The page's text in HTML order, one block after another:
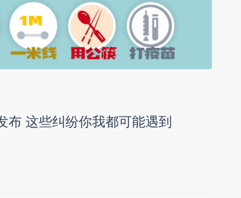
布 这些纠纷你我都可能遇到